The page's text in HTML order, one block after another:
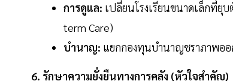
การดูแล: เปลี่ยนโรงเรียนขนาดเล็กที่ยุ
term Care)
บำนาญ: แยกกองทุนบำนาญชราภาพออ
6. รักษาความยั่งยืนทางการคลัง (หัวใจสำคัญ)